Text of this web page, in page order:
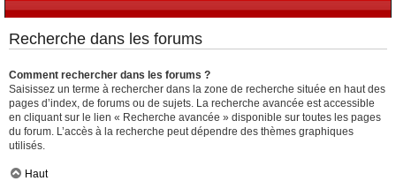
Recherche dans les forums
Comment rechercher dans les forums ?
Saisissez un terme à rechercher dans la zone de recherche située en haut des
pages d’index, de forums ou de sujets. La recherche avancée est accessible
en cliquant sur le lien « Recherche avancée » disponible sur toutes les pages
du forum. L’accès à la recherche peut dépendre des thèmes graphiques
utilisés.
Haut